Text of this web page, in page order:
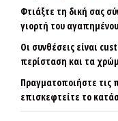
Φτιάξτε τη δική σας
γιορτή του
Οι συνθέσεις είναι
περίσταση και τα
Πραγματοποιήστε τις
επισκεφτείτε το